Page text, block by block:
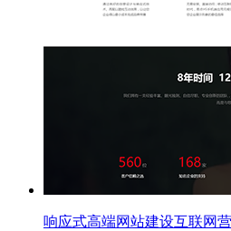
响应式高端网站建设互联网